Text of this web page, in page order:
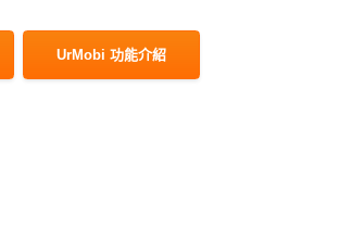
UrMobi 功能介紹